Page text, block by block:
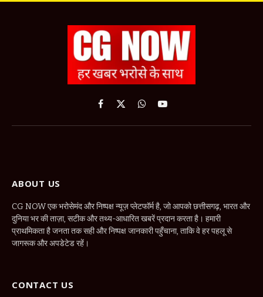
Facebook
X
WhatsApp
YouTube
ABOUT US
CG NOW एक भरोसेमंद और निष्पक्ष न्यूज़ प्लेटफॉर्म है, जो आपको छत्तीसगढ़, भारत और
दुनिया भर की ताज़ा, सटीक और तथ्य-आधारित खबरें प्रदान करता है। हमारी
प्राथमिकता है जनता तक सही और निष्पक्ष जानकारी पहुँचाना, ताकि वे हर पहलू से
जागरूक और अपडेटेड रहें।
CONTACT US